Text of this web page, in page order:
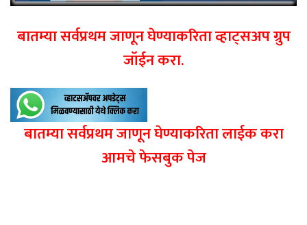
बातम्या सर्वप्रथम जाणून घेण्याकरिता व्हाट्सअप ग्रुप
जॉईन करा.
बातम्या सर्वप्रथम जाणून घेण्याकरिता लाईक करा
आमचे फेसबुक पेज